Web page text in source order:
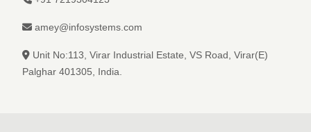
amey@infosystems.com
Unit No:113, Virar Industrial Estate, VS Road, Virar(E)
Palghar 401305, India.